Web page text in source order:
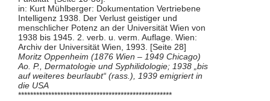
in: Kurt Mühlberger: Dokumentation Vertriebene
Intelligenz 1938. Der Verlust geistiger und
menschlicher Potenz an der Universität Wien von
1938 bis 1945. 2. verb. u. verm. Auflage. Wien:
Archiv der Universität Wien, 1993. [Seite 28]
Moritz Oppenheim (1876 Wien – 1949 Chicago)
Ao. P., Dermatologie und Syphilidologie; 1938 „bis
auf weiteres beurlaubt“ (rass.), 1939 emigriert in
die USA
***************************************************